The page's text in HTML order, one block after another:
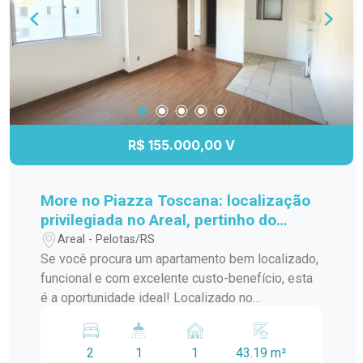
estava esperando. Agende sua visita e venha se
encantar!
R$ 155.000,00 V
More no Piazza Toscana: localização
privilegiada no Areal, pertinho do
Shopping Pelotas!
Areal - Pelotas/RS
Se você procura um apartamento bem localizado,
funcional e com excelente custo-benefício, esta
é a oportunidade ideal! Localizado no
principais avenidas do bairro Areal, o imóvel está
a poucos minutos do Shopping Pelotas e no
2 1 1 43.19 m²